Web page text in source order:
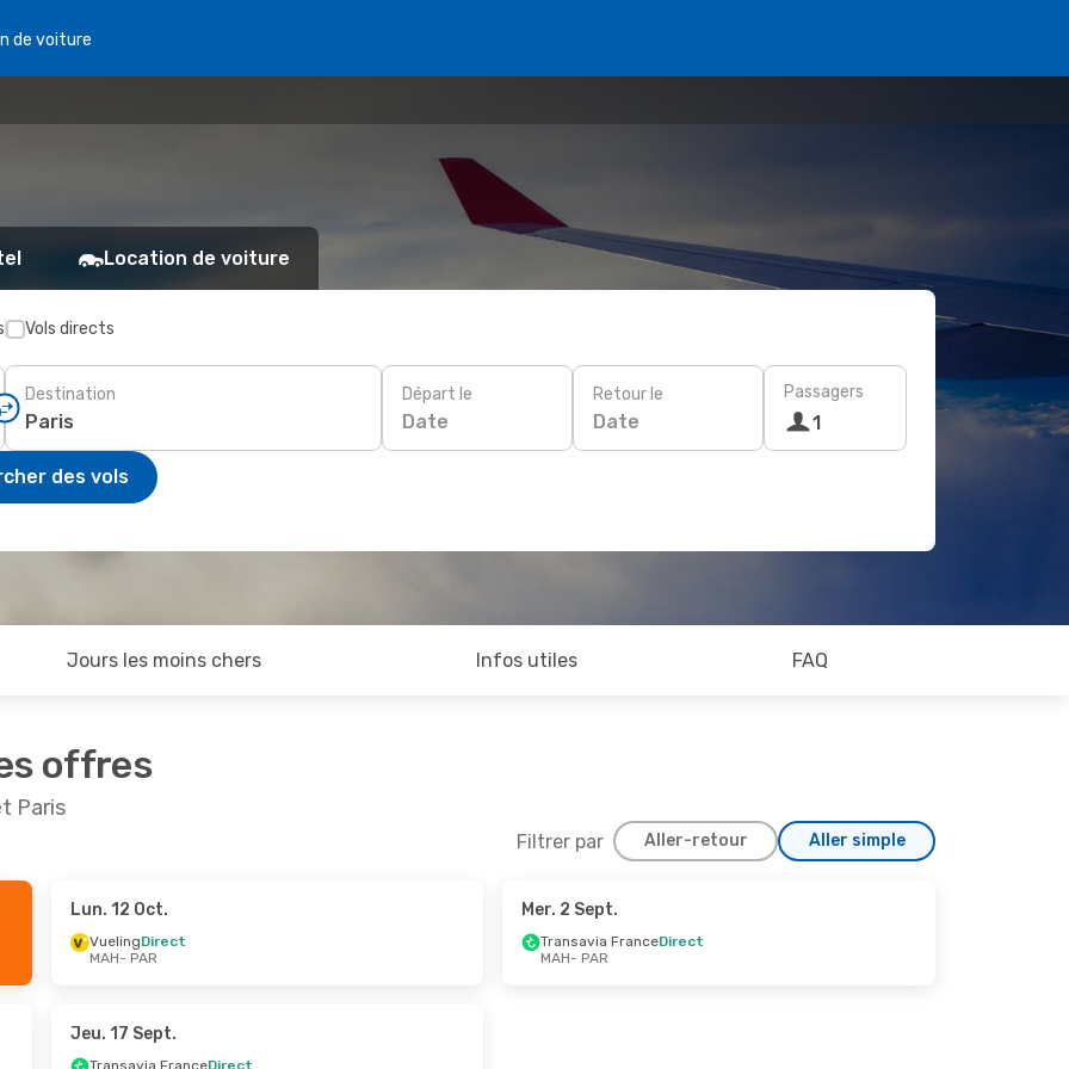
de voiture
Location de voiture
Vols directs
Destination Départ le
Date
Retour le
Date
Passagers
1
des vols
Jours les moins chers Infos utiles FAQ
offres
Paris
Filtrer par Aller-retour Aller simple
- Mer. 21 Oct.
Direct
- Dim. 13 Sept.
Lun. 12 Oct.
VuelingDirect
MAH- PAR
Mer. 2 Sept.
Transavia FranceDirect
MAH- PAR
Jeu. 17 Sept.
Transavia FranceDirect